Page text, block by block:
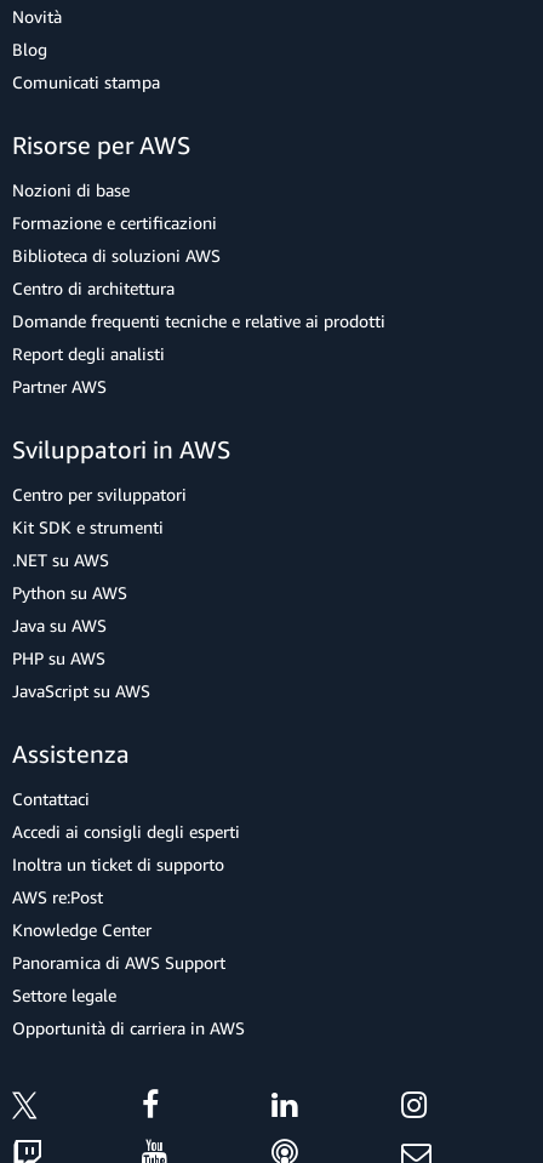
Novità
Blog
Comunicati stampa
Risorse per AWS
Nozioni di base
Formazione e certificazioni
Biblioteca di soluzioni AWS
Centro di architettura
Domande frequenti tecniche e relative ai prodotti
Report degli analisti
Partner AWS
Sviluppatori in AWS
Centro per sviluppatori
Kit SDK e strumenti
.NET su AWS
Python su AWS
Java su AWS
PHP su AWS
JavaScript su AWS
Assistenza
Contattaci
Accedi ai consigli degli esperti
Inoltra un ticket di supporto
AWS re:Post
Knowledge Center
Panoramica di AWS Support
Settore legale
Opportunità di carriera in AWS